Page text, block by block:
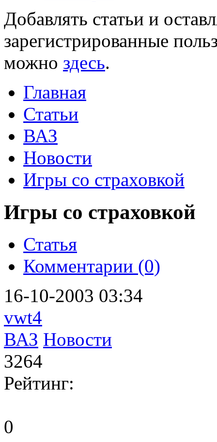
Добавлять статьи и
зарегистрированные
можно здесь.
Главная
Статьи
ВАЗ
Новости
Игры со страховкой
Игры со страховкой
Статья
Комментарии (0)
16-10-2003 03:34
vwt4
ВАЗ Новости
3264
Рейтинг:
0